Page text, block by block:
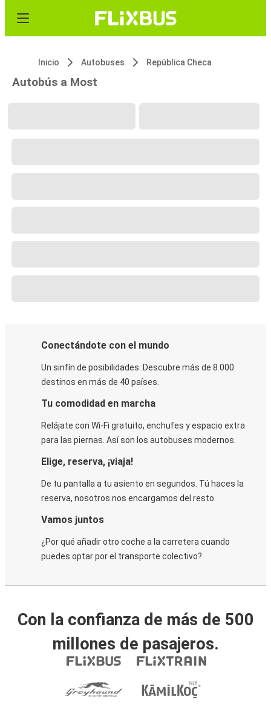
Inicio Autobuses República Checa
Autobús a Most
Conectándote con el mundo
Un sinfín de posibilidades. Descubre más de 8.000
destinos en más de 40 países.
Tu comodidad en marcha
Relájate con Wi-Fi gratuito, enchufes y espacio extra
para las piernas. Así son los autobuses modernos.
Elige, reserva, ¡viaja!
De tu pantalla a tu asiento en segundos. Tú haces la
reserva, nosotros nos encargamos del resto.
Vamos juntos
¿Por qué añadir otro coche a la carretera cuando
puedes optar por el transporte colectivo?
Con la confianza de más de 500
millones de pasajeros.